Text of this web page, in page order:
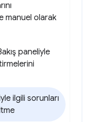
manuel olarak
paneliyle
ilgili sorunları